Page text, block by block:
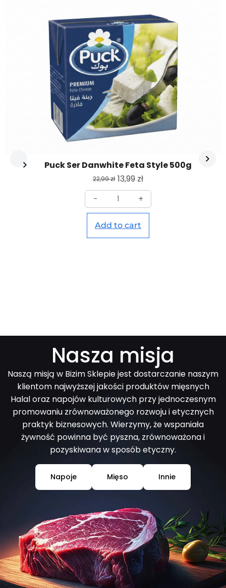
Puck Ser Danwhite Feta Style 500g
22,99zł 13,99 zł
-
+
Add to cart
Nasza misja
Naszą misją w Bizim Sklepie jest dostarczanie naszym
klientom najwyższej jakości produktów mięsnych
Halal oraz napojów kulturowych przy jednoczesnym
promowaniu zrównoważonego rozwoju i etycznych
praktyk biznesowych. Wierzymy, że wspaniała
żywność powinna być pyszna, zrównoważona i
pozyskiwana w sposób etyczny.
Napoje Mięso Innie